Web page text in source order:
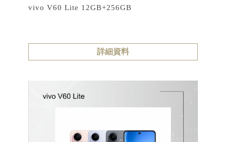
vivo V60 Lite 12GB+256GB
詳細資料